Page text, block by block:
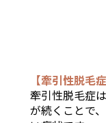
【牽引性脱毛
牽引性脱毛症
が続くことで